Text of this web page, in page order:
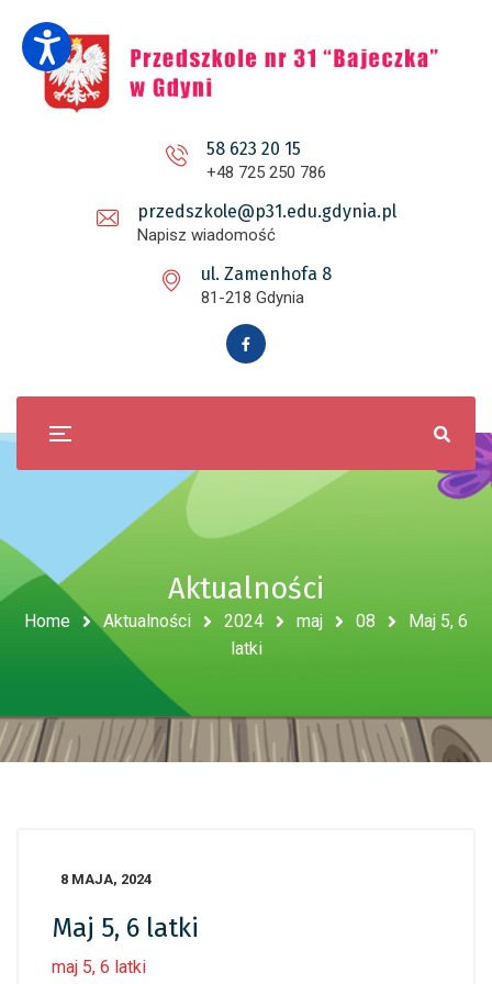
58 623 20 15
+48 725 250 786
przedszkole@p31.edu.gdynia.pl
Napisz wiadomość
ul. Zamenhofa 8
81-218 Gdynia
Aktualności
Home Aktualności 2024 maj 08
Maj 5, 6
latki
8 MAJA, 2024
Maj 5, 6 latki
maj 5, 6 latki